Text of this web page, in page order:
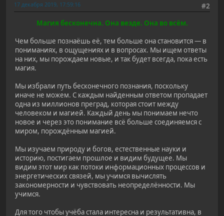
#2
17 декабря 2019, 17:59:16
Магия бесконечна. Она везде. Она во всём.
Чем больше познаёшь её, тем больше она становится — в
пониманиях, в ощущениях и в вопросах. Мы ищем ответы
на них, мы порождаем новые, и так будет всегда, пока есть
магия.
Мы избрали путь бесконечного познания, поскольку
иначе не можем. С каждым найденным ответом пропадает
одна из миллионов преград, которая стоит между
человеком и магией. Каждый день мы понимаем нечто
новое и через это понимание всё больше соединяемся с
миром, порождённым магией.
Мы изучаем природу и богов, естественные науки и
историю, постигаем прошлое и видим будущее. Мы
видим этот мир как потоки информационных процессов и
энергетических связей, мы учимся вычислять
закономерности и чувствовать неопределённости. Мы
учимся.
Для того чтобы учёба стала интересна и результативна, в